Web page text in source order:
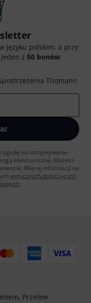
języku polskim, a przy
z 50 bonów
Thomann
zgodę na otrzymywanie
elektroniczną. Możesz
Więcej informacji na
wytycznych dotyczących
.
Przelew